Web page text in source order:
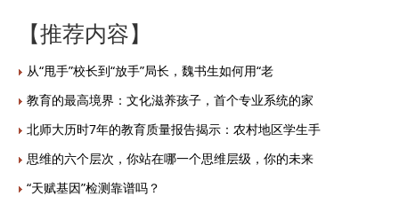
【推荐内容】
从“甩手”校长到“放手”局长，魏书生如何用“老
教育的最高境界：文化滋养孩子，首个专业系统的家
北师大历时7年的教育质量报告揭示：农村地区学生手
思维的六个层次，你站在哪一个思维层级，你的未来
“天赋基因”检测靠谱吗？